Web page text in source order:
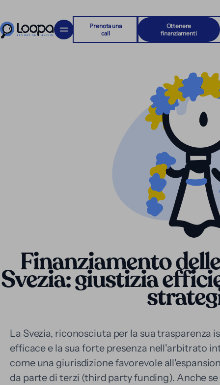
Prenota una
call
Ottenere
finanziamenti
Finanziamento
Svezia: giustizia
La Svezia, riconosciuta per la sua trasparenza
efficace e la sua forte presenza nell'arbitrato
come una giurisdizione favorevole
da parte di terzi (third party funding). Anche